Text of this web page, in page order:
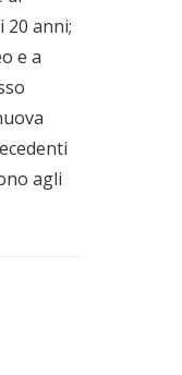
anni;
e a
agli